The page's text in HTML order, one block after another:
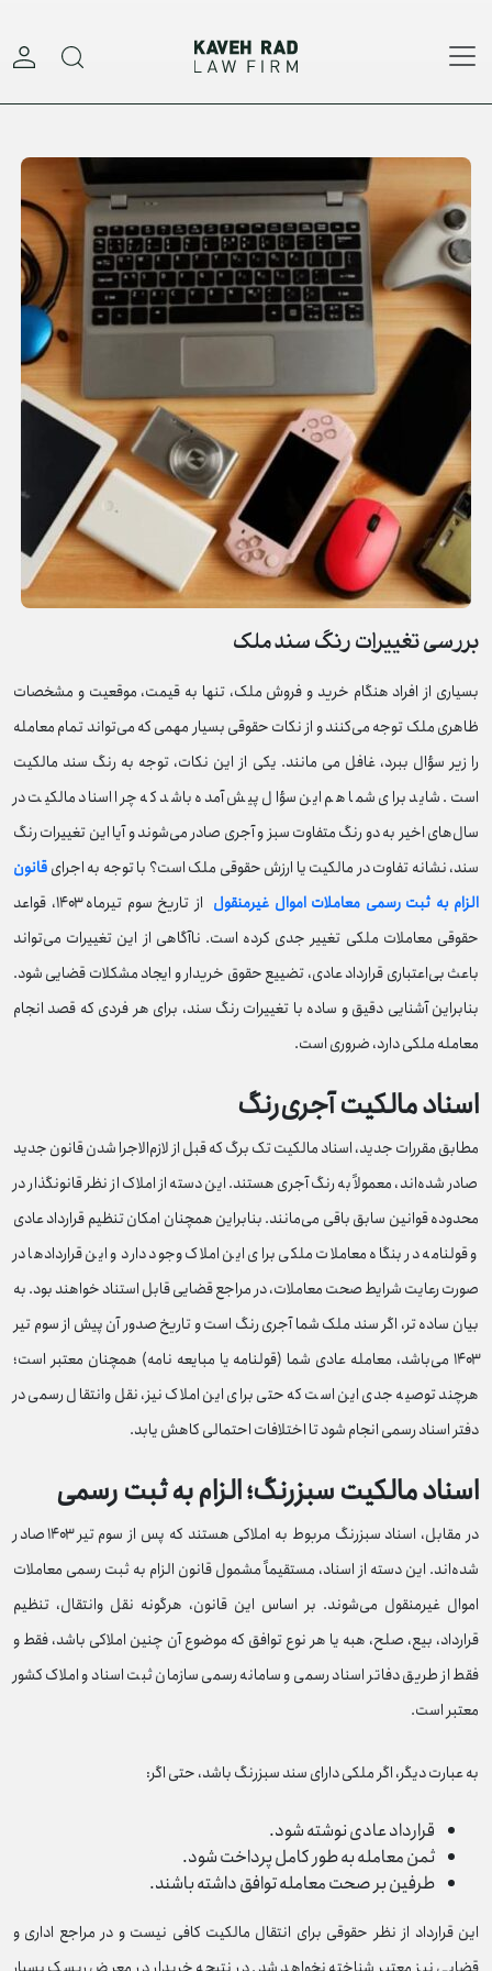
بررسی تغییرات رنگ سند ملک
بسیاری از افراد هنگام خرید و فروش ملک، تنها به قیمت، موقعیت و مشخصات
ظاهری ملک توجه می‌کنند و از نکات حقوقی بسیار مهمی که می‌تواند تمام معامله
را زیر سؤال ببرد، غافل می‌ مانند. یکی از این نکات، توجه به رنگ سند مالکیت
است. شاید برای شما هم این سؤال پیش آمده باشد که چرا اسناد مالکیت در
سال‌های اخیر به دو رنگ متفاوت سبز و آجری صادر می‌شوند و آیا این تغییرات رنگ
سند، نشانه تفاوت در مالکیت یا ارزش حقوقی ملک است؟ با توجه به اجرایقانون
الزام به ثبت رسمی معاملات اموال غیرمنقول
از تاریخ سوم تیرماه ۱۴۰۳، قواعد
حقوقی معاملات ملکی تغییر جدی کرده است. ناآگاهی از این تغییرات می‌تواند
باعث بی‌اعتباری قرارداد عادی، تضییع حقوق خریدار و ایجاد مشکلات قضایی شود.
بنابراین آشنایی دقیق و ساده با تغییرات رنگ سند، برای هر فردی که قصد انجام
معامله ملکی دارد، ضروری است.
اسناد مالکیت آجری‌رنگ
مطابق مقررات جدید، اسناد مالکیت تک‌ برگ که قبل از لازم‌الاجرا شدن قانون جدید
صادر شده‌اند، معمولاً به رنگ آجری هستند. این دسته از املاک از نظر قانونگذار در
محدوده قوانین سابق باقی می‌مانند. بنابراین همچنان امکان تنظیم قرارداد عادی
و قولنامه در بنگاه معاملات ملکی برای این املاک وجود دارد و این قراردادها در
صورت رعایت شرایط صحت معاملات، در مراجع قضایی قابل استناد خواهند بود. به
بیان ساده‌ تر، اگر سند ملک شما آجری‌ رنگ است و تاریخ صدور آن پیش از سوم تیر
۱۴۰۳ می‌باشد، معامله عادی شما (قولنامه یا مبایعه‌ نامه) همچنان معتبر است؛
هرچند توصیه جدی این است که حتی برای این املاک نیز، نقل‌ وانتقال رسمی در
دفتر اسناد رسمی انجام شود تا اختلافات احتمالی کاهش یابد.
اسناد مالکیت سبزرنگ؛ الزام به ثبت رسمی
در مقابل، اسناد سبزرنگ مربوط به املاکی هستند که پس از سوم تیر ۱۴۰۳ صادر
شده‌اند. این دسته از اسناد، مستقیماً مشمول قانون الزام به ثبت رسمی معاملات
اموال غیرمنقول می‌شوند. بر اساس این قانون، هرگونه نقل‌ وانتقال، تنظیم
قرارداد، بیع، صلح، هبه یا هر نوع توافق که موضوع آن چنین املاکی باشد، فقط و
فقط از طریق دفاتر اسناد رسمی و سامانه رسمی سازمان ثبت اسناد و املاک کشور
معتبر است.
به عبارت دیگر، اگر ملکی دارای سند سبزرنگ باشد، حتی اگر:
قرارداد عادی نوشته شود.
ثمن معامله به‌ طور کامل پرداخت شود.
طرفین بر صحت معامله توافق داشته باشند.
این قرارداد از نظر حقوقی برای انتقال مالکیت کافی نیست و در مراجع اداری و